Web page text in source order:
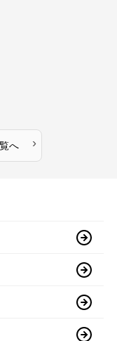
へ ›